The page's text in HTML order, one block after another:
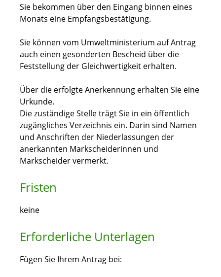
Sie bekommen über den Eingang binnen eines
Monats eine Empfangsbestätigung.
Sie können vom Umweltministerium auf Antrag
auch einen gesonderten Bescheid über die
Feststellung der Gleichwertigkeit erhalten.
Über die erfolgte Anerkennung erhalten Sie eine
Urkunde.
Die zuständige Stelle trägt Sie in ein öffentlich
zugängliches Verzeichnis ein. Darin sind Namen
und Anschriften der Niederlassungen der
anerkannten Markscheiderinnen und
Markscheider vermerkt.
Fristen
keine
Erforderliche Unterlagen
Fügen Sie Ihrem Antrag bei: